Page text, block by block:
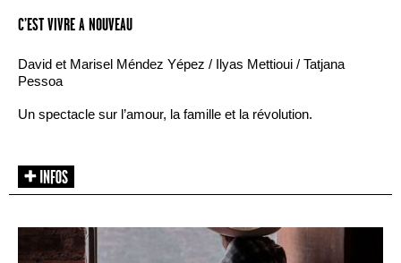
C’EST VIVRE A NOUVEAU
David et Marisel Méndez Yépez / Ilyas Mettioui / Tatjana
Pessoa
Un spectacle sur l’amour, la famille et la révolution.